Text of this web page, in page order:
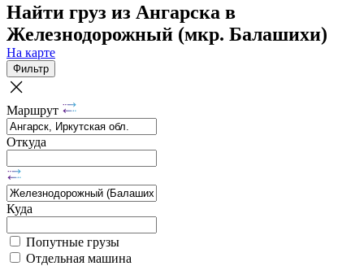
Найти груз из Ангарска в
Железнодорожный (мкр. Балашихи)
На карте
Фильтр
Маршрут
Откуда
Куда
Попутные грузы
Отдельная машина